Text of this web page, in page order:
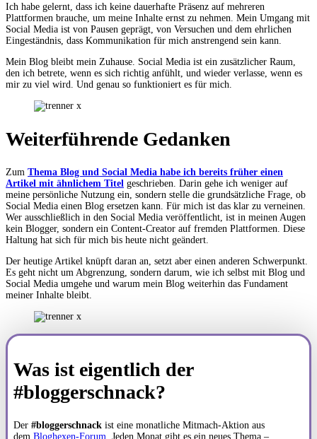
Ich habe gelernt, dass ich keine dauerhafte Präsenz auf mehreren
Plattformen brauche, um meine Inhalte ernst zu nehmen. Mein Umgang mit
Social Media ist von Pausen geprägt, von Versuchen und dem ehrlichen
Eingeständnis, dass Kommunikation für mich anstrengend sein kann.
Mein Blog bleibt mein Zuhause. Social Media ist ein zusätzlicher Raum,
den ich betrete, wenn es sich richtig anfühlt, und wieder verlasse, wenn es
mir zu viel wird. Und genau so funktioniert es für mich.
Weiterführende Gedanken
Zum Thema Blog und Social Media habe ich bereits früher einen
Artikel mit ähnlichem Titel geschrieben. Darin gehe ich weniger auf
meine persönliche Nutzung ein, sondern stelle die grundsätzliche Frage, ob
Social Media einen Blog ersetzen kann. Für mich ist das klar zu verneinen.
Wer ausschließlich in den Social Media veröffentlicht, ist in meinen Augen
kein Blogger, sondern ein Content-Creator auf fremden Plattformen. Diese
Haltung hat sich für mich bis heute nicht geändert.
Der heutige Artikel knüpft daran an, setzt aber einen anderen Schwerpunkt.
Es geht nicht um Abgrenzung, sondern darum, wie ich selbst mit Blog und
Social Media umgehe und warum mein Blog weiterhin das Fundament
meiner Inhalte bleibt.
Was ist eigentlich der
#bloggerschnack?
Der #bloggerschnack ist eine monatliche Mitmach-Aktion aus
dem Bloghexen-Forum . Jeden Monat gibt es ein neues Thema –